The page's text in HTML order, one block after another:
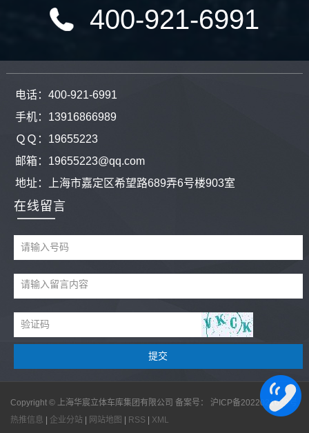
400-921-6991
电话：400-921-6991
手机：13916866989
ＱＱ： 19655223
邮箱：19655223@qq.com
地址：
上海市嘉定区希望路689弄6号楼903室
在线留言
Copyright © 上海华宸立体车库集团有限公司 备案号： 沪ICP备2022021629号
热推信息 | 企业分站 | 网站地图 | RSS | XML